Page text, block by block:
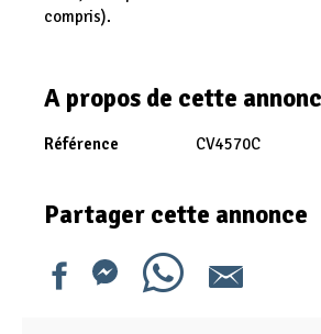
compris).
A propos de cette
Référence CV4570C
Partager cette annonce